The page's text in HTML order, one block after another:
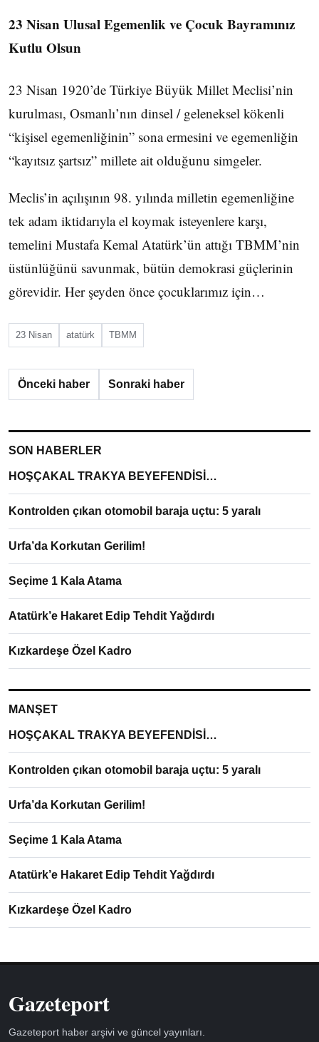
23 Nisan Ulusal Egemenlik ve Çocuk Bayramınız
Kutlu Olsun
23 Nisan 1920’de Türkiye Büyük Millet Meclisi’nin
kurulması, Osmanlı’nın dinsel / geleneksel kökenli
“kişisel egemenliğinin” sona ermesini ve egemenliğin
“kayıtsız şartsız” millete ait olduğunu simgeler.
Meclis’in açılışının 98. yılında milletin egemenliğine
tek adam iktidarıyla el koymak isteyenlere karşı,
temelini Mustafa Kemal Atatürk’ün attığı TBMM’nin
üstünlüğünü savunmak, bütün demokrasi güçlerinin
görevidir. Her şeyden önce çocuklarımız için…
23 Nisan atatürk TBMM
Önceki haber Sonraki haber
SON HABERLER
HOŞÇAKAL TRAKYA BEYEFENDİSİ…
Kontrolden çıkan otomobil baraja uçtu: 5 yaralı
Urfa’da Korkutan Gerilim!
Seçime 1 Kala Atama
Atatürk’e Hakaret Edip Tehdit Yağdırdı
Kızkardeşe Özel Kadro
MANŞET
HOŞÇAKAL TRAKYA BEYEFENDİSİ…
Kontrolden çıkan otomobil baraja uçtu: 5 yaralı
Urfa’da Korkutan Gerilim!
Seçime 1 Kala Atama
Atatürk’e Hakaret Edip Tehdit Yağdırdı
Kızkardeşe Özel Kadro
Gazeteport
Gazeteport haber arşivi ve güncel yayınları.